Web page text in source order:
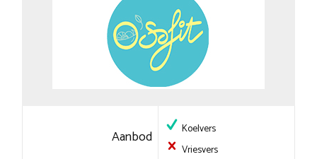
Aanbod
Koelvers
Vriesvers